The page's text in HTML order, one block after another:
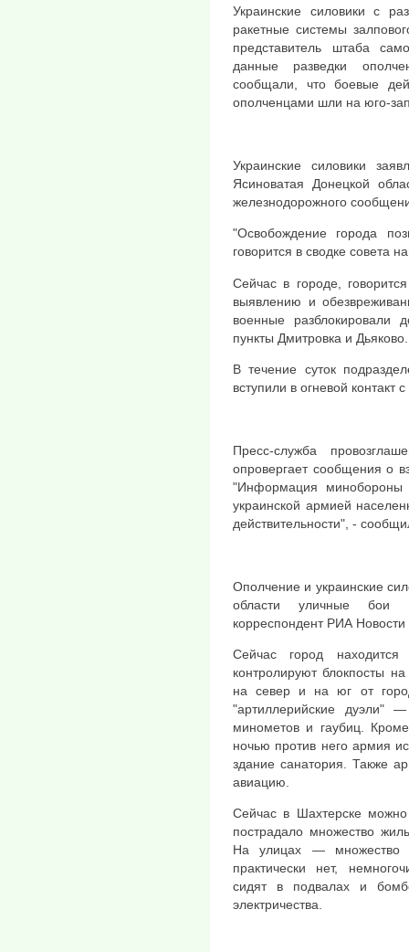
Украинские силовики с
ракетные системы
представитель штаба
данные разведки
сообщали, что боевые
ополченцами шли на юго-
Украинские силовики
Ясиноватая Донецкой
железнодорожного
"Освобождение города
говорится в сводке совета
Сейчас в городе,
выявлению и
военные разблокировали
пункты Дмитровка и Дьяково.
В течение суток
вступили в огневой
Пресс-служба
опровергает сообщения о
"Информация минобороны
украинской армией
действительности", -
Ополчение и украинские
области уличные бои
корреспондент РИА Новости
Сейчас город
контролируют блокпосты
на север и на юг от
"артиллерийские дуэли"
минометов и гаубиц.
ночью против него армия
здание санатория. Также
авиацию.
Сейчас в Шахтерске
пострадало множество
На улицах — множество
практически нет,
сидят в подвалах и
электричества.